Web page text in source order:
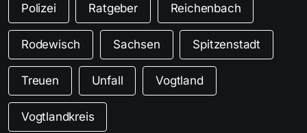
Polizei Ratgeber Reichenbach
Rodewisch Sachsen Spitzenstadt
Treuen Unfall Vogtland
Vogtlandkreis